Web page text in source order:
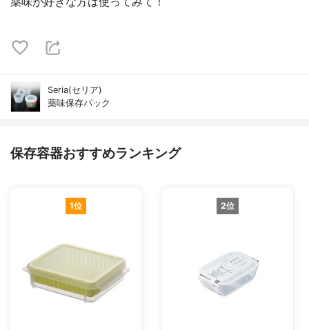
Seria(セリア)
薬味保存パック
保存容器おすすめランキング
1位 2位